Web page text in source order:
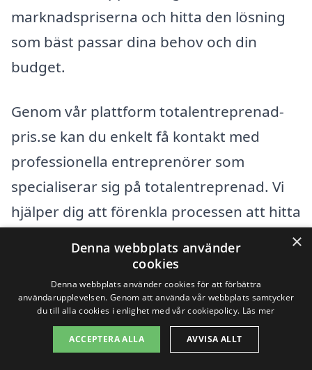
marknadspriserna och hitta den lösning
som bäst passar dina behov och din
budget.
Genom vår plattform totalentreprenad-
pris.se kan du enkelt få kontakt med
professionella entreprenörer som
specialiserar sig på totalentreprenad. Vi
hjälper dig att förenkla processen att hitta
byggprojekt, så att du kan navigera
genom prissättning och erbjudanden
med större förtroende.
×
Denna webbplats använder
cookies
Denna webbplats använder cookies för att förbättra
användarupplevelsen. Genom att använda vår webbplats samtycker
du till alla cookies i enlighet med vår cookiepolicy. Läs mer
ACCEPTERA ALLA AVVISA ALLT